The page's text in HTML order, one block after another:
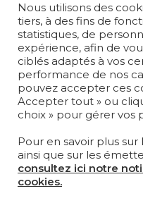
TAPIS ET
MOBILIER
PROJETS
SUR-MESURE
MAGAZINE
LA MAISON
OÙ NOUS
Nous utilisons des
tiers, à des fins de
statistiques, de
expérience, afin de
ciblés adaptés à vos
performance de nos
pouvez accepter ces
Accepter tout » ou
choix » pour gérer vos
Pour en savoir plus
ainsi que sur les
consultez ici notre
cookies.